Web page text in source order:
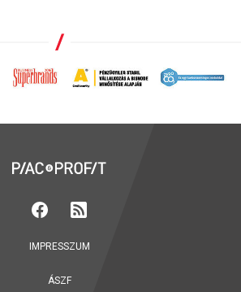
IMPRESSZUM
ÁSZF